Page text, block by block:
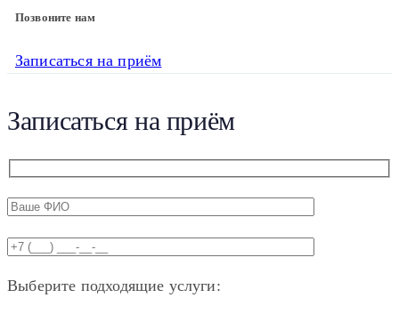
Позвоните нам
Записаться на приём
Записаться на приём
Выберите подходящие услуги: